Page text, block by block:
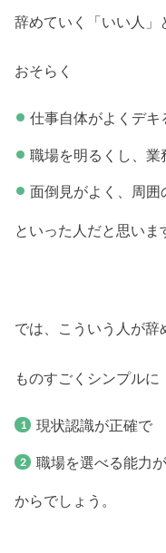
辞めていく「いい人」
おそらく
仕事自体がよくデキ
職場を明るくし、業
面倒見がよく、周囲
といった人だと思いま
では、こういう人が辞
ものすごくシンプルに
現状認識が正確で
職場を選べる能力
からでしょう。